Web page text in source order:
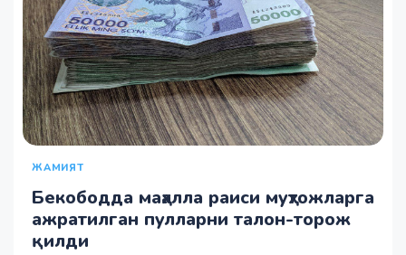
ЖАМИЯТ
Бекободда маҳалла раиси муҳтожларга
ажратилган пулларни талон-торож
қилди